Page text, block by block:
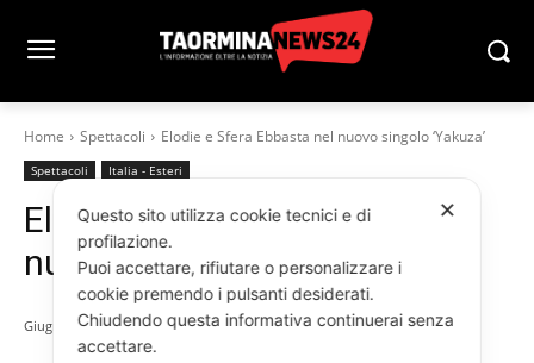
Home Spettacoli Elodie e Sfera Ebbasta nel nuovo singolo ‘Yakuza’
Spettacoli Italia - Esteri
Elodie e Sfera Ebbasta nel
nuovo singolo ‘Yakuza’
Giugno 23, 2025
✕
Questo sito utilizza cookie tecnici e di
profilazione.
Puoi accettare, rifiutare o personalizzare i
cookie premendo i pulsanti desiderati.
Chiudendo questa informativa continuerai senza
accettare.